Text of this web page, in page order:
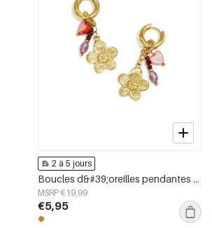
2 à 5 jours
Boucles d&#39;oreilles pendantes en acier inoxydable, motif floral, collection Daily Simple, bijoux pour femmes
MSRP €19,99
€5,95